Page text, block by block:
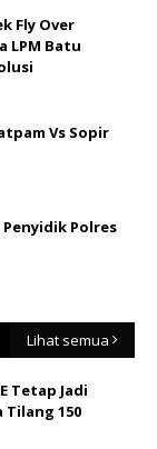
Fly Over
LPM Batu
Vs Sopir
Penyidik Polres
Lihat semua
Tetap Jadi
Tilang 150